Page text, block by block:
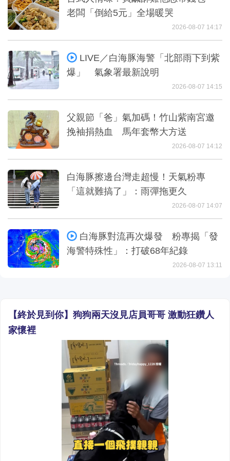
老闆「倒給5元」全場暖哭
2026-08-07 14:17
LIVE／白海豚海警「北部雨下到紫
爆」 氣象署最新說明
2026-08-07 14:15
父親節「爸」氣加碼！竹山紫南宮邀
挽袖捐熱血 馬年套幣大方送
2026-08-07 14:12
白海豚擦邊台灣走超慢！天氣粉專
「這就難搞了」：雨彈拖更久
2026-08-07 14:07
白海豚對流再次爆發 粉專揭「發
海警特殊性」：打破68年紀錄
2026-08-07 13:11
【終於見到你】狗狗兩天沒見店員哥哥 激動狂鑽人
家懷裡